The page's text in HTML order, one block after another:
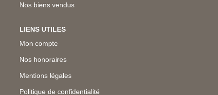
Nos biens vendus
LIENS UTILES
Mon compte
Nos honoraires
Mentions légales
Politique de confidentialité